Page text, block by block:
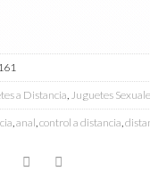
a Distancia, Juguetes
,anal,control a distancia,